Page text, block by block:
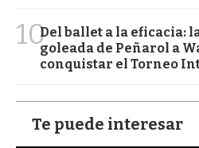
10Del ballet a la eficacia:
goleada de Peñarol a
conquistar el Torneo
Te puede interesar